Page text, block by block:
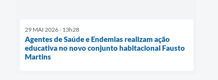
29 MAI 2026 - 13h28
Agentes de Saúde e Endemias realizam ação
educativa no novo conjunto habitacional Fausto
Martins